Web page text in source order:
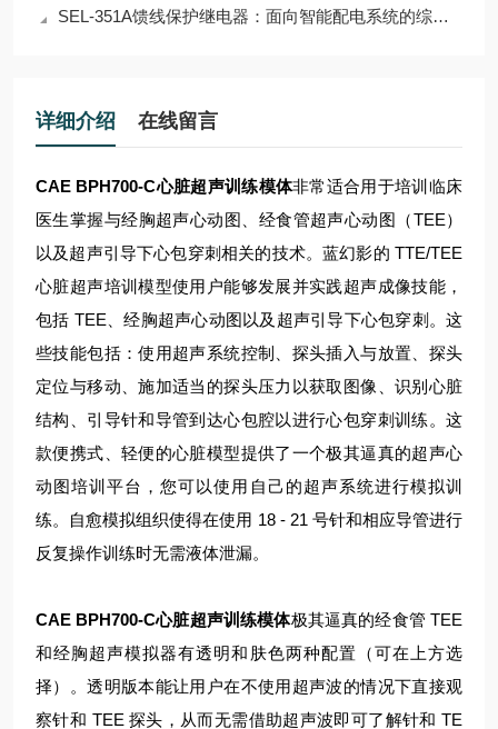
SEL-351A馈线保护继电器：面向智能配电系统的综合保护与自动化解决方案
详细介绍 在线留言
CAE BPH700-C心脏超声训练模体非常适合用于培训临床
医生掌握与经胸超声心动图、经食管超声心动图（TEE）
以及超声引导下心包穿刺相关的技术。蓝幻影的 TTE/TEE
心脏超声培训模型使用户能够发展并实践超声成像技能，
包括 TEE、经胸超声心动图以及超声引导下心包穿刺。这
些技能包括：使用超声系统控制、探头插入与放置、探头
定位与移动、施加适当的探头压力以获取图像、识别心脏
结构、引导针和导管到达心包腔以进行心包穿刺训练。这
款便携式、轻便的心脏模型提供了一个极其逼真的超声心
动图培训平台，您可以使用自己的超声系统进行模拟训
练。自愈模拟组织使得在使用 18 - 21 号针和相应导管进行
反复操作训练时无需液体泄漏。
CAE BPH700-C心脏超声训练模体极其逼真的经食管 TEE
和经胸超声模拟器有透明和肤色两种配置（可在上方选
择）。透明版本能让用户在不使用超声波的情况下直接观
察针和 TEE 探头，从而无需借助超声波即可了解针和 TE